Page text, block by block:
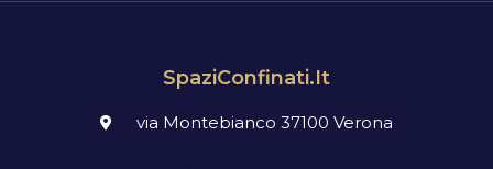
SpaziConfinati.it
via Montebianco 37100 Verona